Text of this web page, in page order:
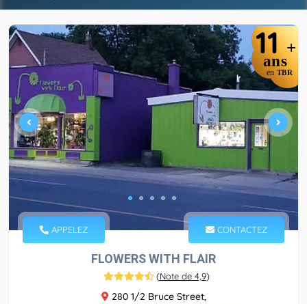
11 +
ans
en TBR
APPELEZ CONTACTEZ
FLOWERS WITH FLAIR
(Note de 4,9)
280 1/2 Bruce Street,